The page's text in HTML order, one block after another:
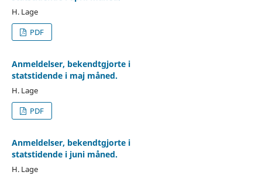
H. Lage
PDF
Anmeldelser, bekendtgjorte i
statstidende i maj måned.
H. Lage
PDF
Anmeldelser, bekendtgjorte i
statstidende i juni måned.
H. Lage